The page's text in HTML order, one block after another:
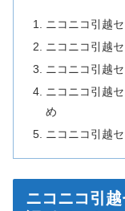
ニコニコ引越
ニコニコ引越
ニコニコ引越
ニコニコ引越
め
ニコニコ引越
ニコニコ引